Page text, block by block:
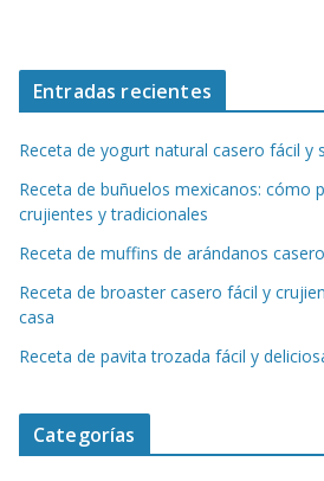
Entradas recientes
Receta de yogurt natural casero fácil y
Receta de buñuelos mexicanos: cómo
crujientes y tradicionales
Receta de muffins de arándanos
Receta de broaster casero fácil y
casa
Receta de pavita trozada fácil y
Categorías